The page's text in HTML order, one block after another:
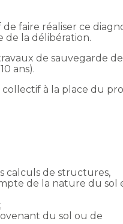
faire réaliser ce
de la délibération.
de sauvegarde
ans).
à la place du
calculs de structures,
de la nature du sol
du sol ou de